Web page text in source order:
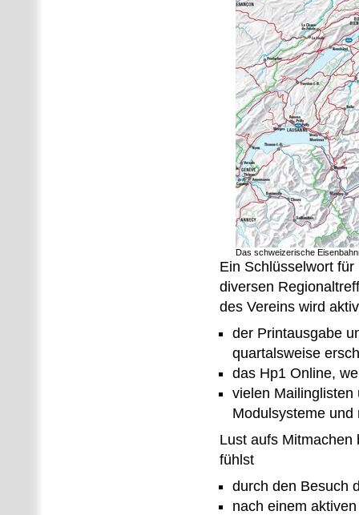
Das schweizerische
Ein Schlüsselwort
diversen
des Vereins wird
der Printausgabe
quartalsweise
das Hp1 Online,
vielen Mailinglisten
Modulsysteme
Lust aufs Mitmachen
fühlst
durch den Besuch
nach einem